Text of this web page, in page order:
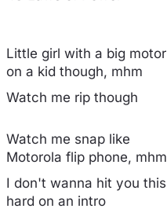
Little girl with a big motor
on a kid though, mhm
Watch me rip though
Watch me snap like
Motorola flip phone, mhm
I don't wanna hit you this
hard on an intro